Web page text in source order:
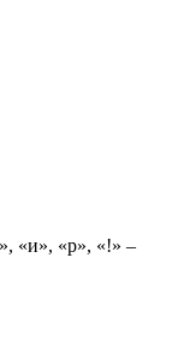
«и», «р», «!» –